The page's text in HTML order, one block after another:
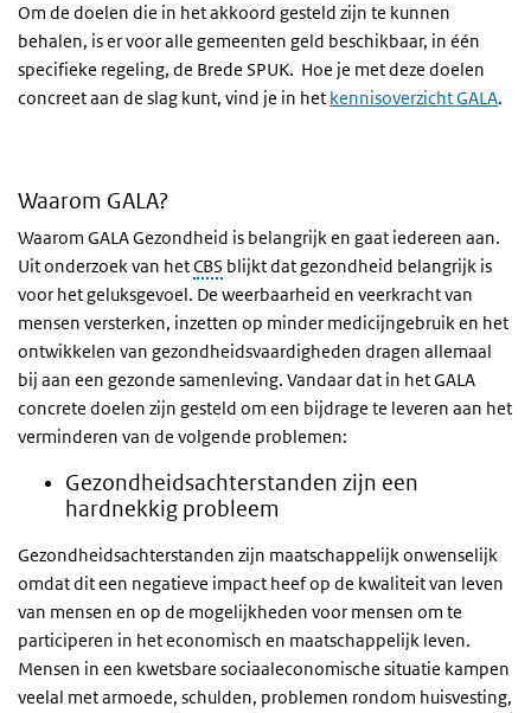
Om de doelen die in het akkoord gesteld zijn te kunnen
behalen, is er voor alle gemeenten geld beschikbaar, in één
specifieke regeling, de Brede SPUK. Hoe je met deze doelen
concreet aan de slag kunt, vind je in het kennisoverzicht GALA.
Waarom GALA?
Waarom GALA Gezondheid is belangrijk en gaat iedereen aan.
Uit onderzoek van hetCBS blijkt dat gezondheid belangrijk is
voor het geluksgevoel. De weerbaarheid en veerkracht van
mensen versterken, inzetten op minder medicijngebruik en het
ontwikkelen van gezondheidsvaardigheden dragen allemaal
bij aan een gezonde samenleving. Vandaar dat in het GALA
concrete doelen zijn gesteld om een bijdrage te leveren aan het
verminderen van de volgende problemen:
Gezondheidsachterstanden zijn een
hardnekkig probleem
Gezondheidsachterstanden zijn maatschappelijk onwenselijk
omdat dit een negatieve impact heef op de kwaliteit van leven
van mensen en op de mogelijkheden voor mensen om te
participeren in het economisch en maatschappelijk leven.
Mensen in een kwetsbare sociaaleconomische situatie kampen
veelal met armoede, schulden, problemen rondom huisvesting,